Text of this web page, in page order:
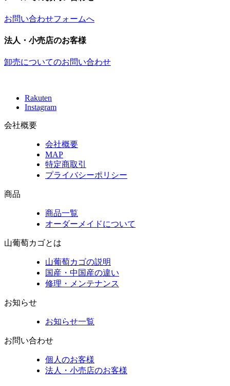
お問い合わせフォームへ
法人・小売店のお客様
卸売についてのお問い合わせ
Rakuten
Instagram
会社概要
会社概要
MAP
特定商取引
プライバシーポリシー
商品
商品一覧
オーダーメイドについて
山葡萄カゴとは
山葡萄カゴの説明
国産・中国産の違い
修理・メンテナンス
お知らせ
お知らせ一覧
お問い合わせ
個人のお客様
法人・小売店のお客様